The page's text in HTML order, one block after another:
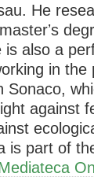
He
also a
in the
Sonaco,
against
is part of